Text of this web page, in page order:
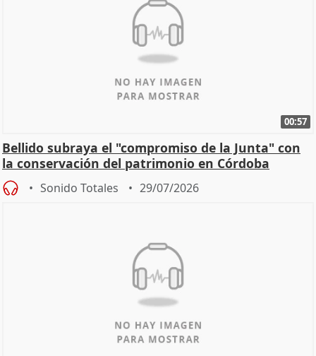
00:57
Bellido subraya el "compromiso de la Junta" con
la conservación del patrimonio en Córdoba
Sonido Totales 29/07/2026